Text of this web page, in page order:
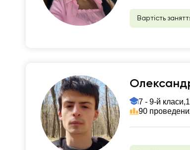
Вартість
7 - 9-й класи,
90